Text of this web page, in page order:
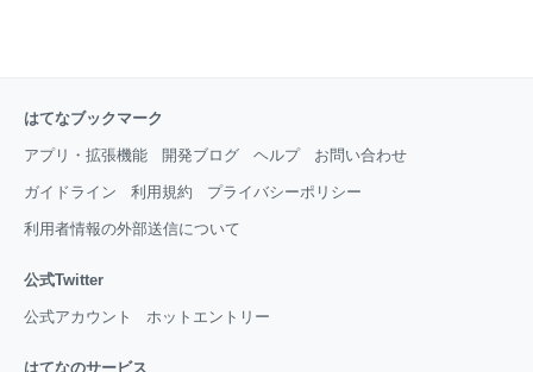
はてなブックマーク
アプリ・拡張機能 開発ブログ ヘルプ お問い合わせ
ガイドライン 利用規約 プライバシーポリシー
利用者情報の外部送信について
公式Twitter
公式アカウント ホットエントリー
はてなのサービス